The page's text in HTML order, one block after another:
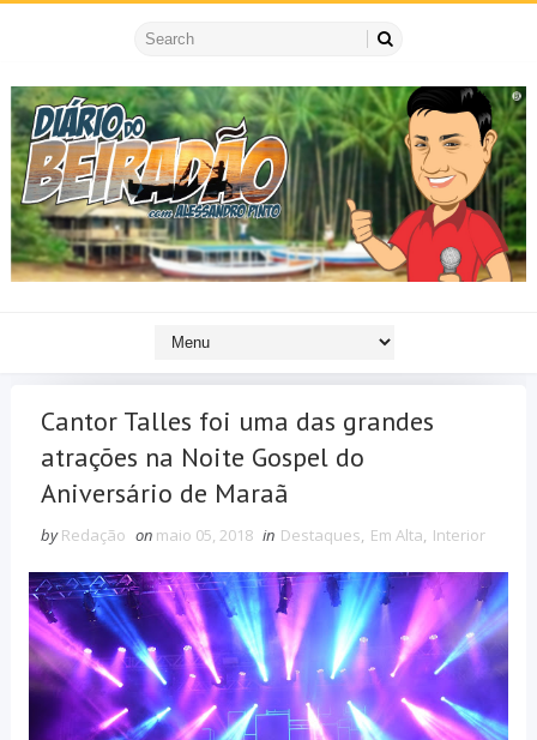
Cantor Talles foi uma das grandes
atrações na Noite Gospel do
Aniversário de Maraã
by Redação on maio 05, 2018 in Destaques, Em Alta, Interior